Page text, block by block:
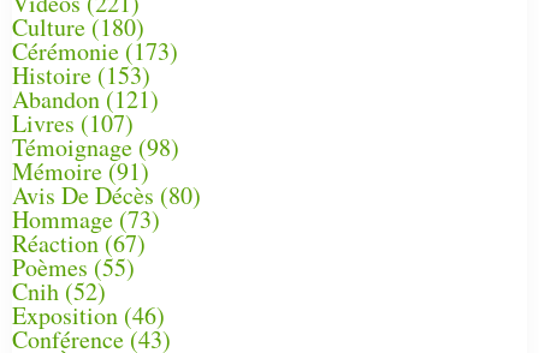
Culture(180)
Cérémonie (173)
Histoire (153)
Abandon(121)
Livres (107)
Témoignage (98)
Mémoire (91)
Avis De Décès (80)
Hommage (73)
Réaction(67)
Poèmes (55)
Cnih (52)
Exposition (46)
Conférence(43)